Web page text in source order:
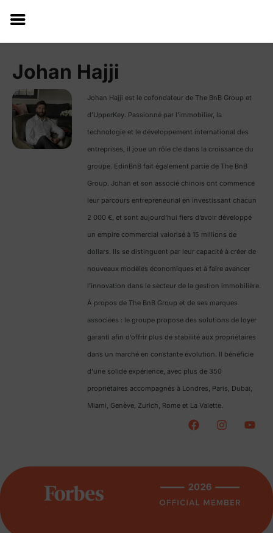
Johan Hajji
Johan Hajji est le cofondateur de The BnB Group et
d’UpperKey. Passionné par l’immobilier, la
technologie et le développement international des
entreprises, il joue un rôle clé dans la croissance du
groupe. EdinBnB fait également partie de The BnB
Group. Johan et son associé chinois ont commencé
leur parcours entrepreneurial en investissant chacun
2 000 €, et sont aujourd’hui fiers d’avoir développé
un empire commercial valorisé à 15 millions de
dollars. Ils se distinguent par leur capacité à créer de
nouveaux modèles économiques et à faire avancer
l’innovation dans le secteur de la gestion immobilière.
À propos de The BnB Group et de ses marques
associées : le groupe propose des solutions de loyer
garanti afin d’offrir plus de stabilité aux propriétaires
dans un marché en constante évolution. Il bénéficie
d’une solide expérience, avec plus de 350
propriétaires accompagnés à Londres, Paris, Dubaï,
Miami, Genève, Zurich, Rome et La Valette.